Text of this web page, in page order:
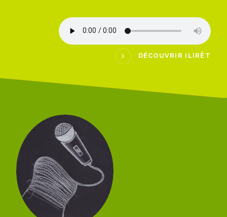
DÉCOUVRIR ILIRËT